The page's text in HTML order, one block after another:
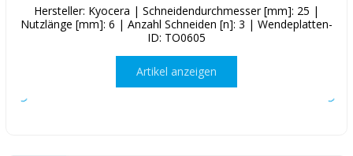
Hersteller: Kyocera | Schneidendurchmesser [mm]: 25 |
Nutzlänge [mm]: 6 | Anzahl Schneiden [n]: 3 | Wendeplatten-
ID: TO0605
Artikel anzeigen